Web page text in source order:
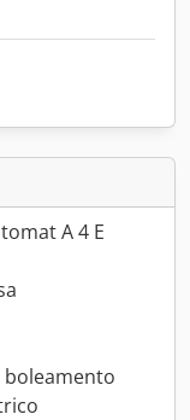
A 4 E